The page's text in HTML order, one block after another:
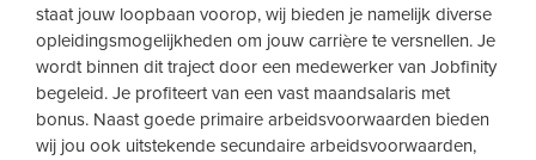
staat jouw loopbaan voorop, wij bieden je namelijk diverse
opleidingsmogelijkheden om jouw carrière te versnellen. Je
wordt binnen dit traject door een medewerker van Jobfinity
begeleid. Je profiteert van een vast maandsalaris met
bonus. Naast goede primaire arbeidsvoorwaarden bieden
wij jou ook uitstekende secundaire arbeidsvoorwaarden,